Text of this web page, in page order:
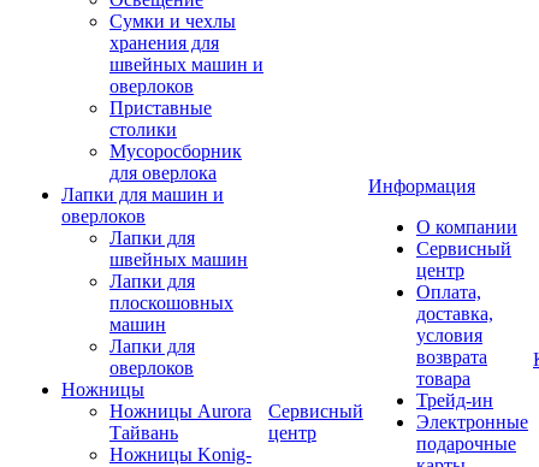
Сумки и чехлы
хранения для
швейных машин и
оверлоков
Приставные
столики
Мусоросборник
для оверлока
Лапки для машин и
оверлоков
Лапки для
швейных машин
Лапки для
плоскошовных
машин
Лапки для
оверлоков
Ножницы
Ножницы Aurora
Тайвань
Ножницы Konig-
Сервисный
центр
Информация
О компании
Сервисный
центр
Оплата,
доставка,
условия
возврата
товара
Трейд-ин
Электронные
подарочные